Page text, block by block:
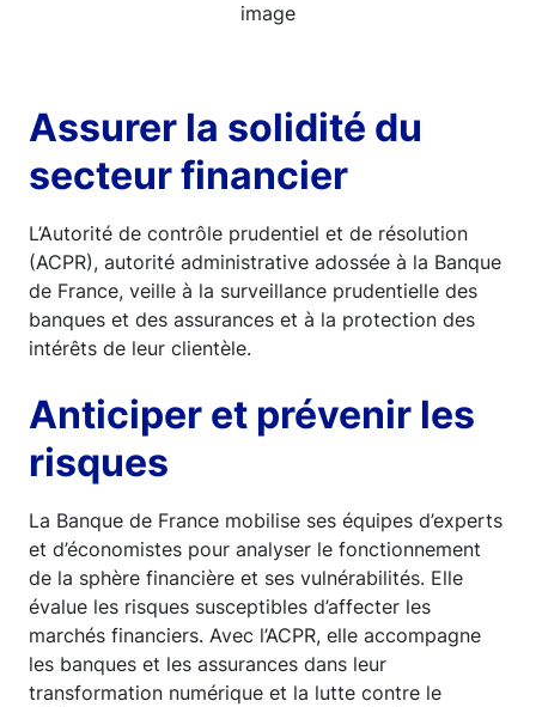
image
Assurer la solidité du
secteur financier
L’Autorité de contrôle prudentiel et de résolution
(ACPR), autorité administrative adossée à la Banque
de France, veille à la surveillance prudentielle des
banques et des assurances et à la protection des
intérêts de leur clientèle.
Anticiper et prévenir les
risques
La Banque de France mobilise ses équipes d’experts
et d’économistes pour analyser le fonctionnement
de la sphère financière et ses vulnérabilités. Elle
évalue les risques susceptibles d’affecter les
marchés financiers. Avec l’ACPR, elle accompagne
les banques et les assurances dans leur
transformation numérique et la lutte contre le